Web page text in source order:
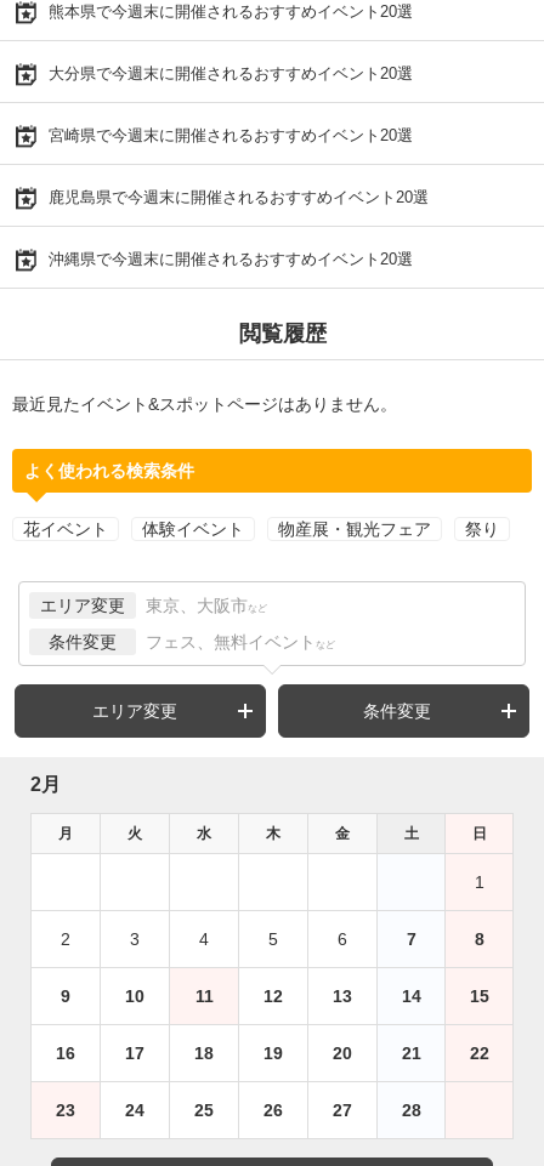
熊本県で今週末に開催されるおすすめイベント20選
大分県で今週末に開催されるおすすめイベント20選
宮崎県で今週末に開催されるおすすめイベント20選
鹿児島県で今週末に開催されるおすすめイベント20選
沖縄県で今週末に開催されるおすすめイベント20選
閲覧履歴
最近見たイベント&スポットページはありません。
よく使われる検索条件
花イベント 体験イベント 物産展・観光フェア 祭り
エリア変更 東京、大阪市 など
条件変更 フェス、無料イベント など
エリア変更 条件変更
2月
月 火 水 木 金 土 日
1
2 3 4 5 6 7 8
9 10 11 12 13 14 15
16 17 18 19 20 21 22
23 24 25 26 27 28